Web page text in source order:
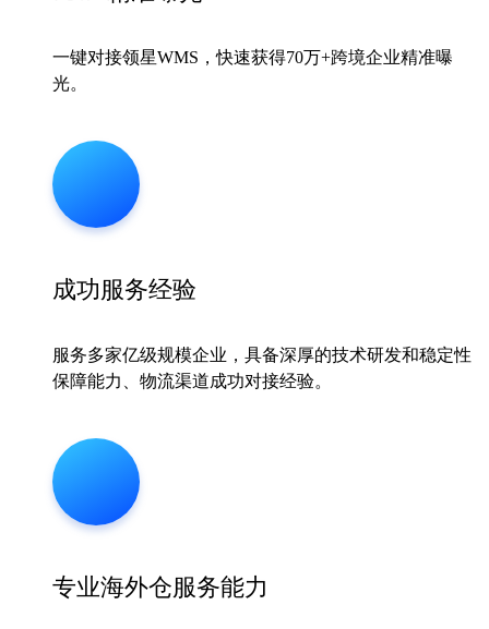
一键对接领星WMS，快速获得70万+跨境企业精准曝
光。
成功服务经验
服务多家亿级规模企业，具备深厚的技术研发和稳定性
保障能力、物流渠道成功对接经验。
专业海外仓服务能力